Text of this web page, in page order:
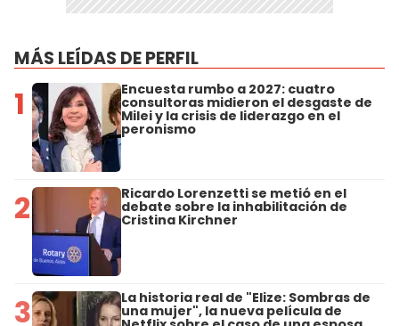
MÁS LEÍDAS DE PERFIL
1 Encuesta rumbo a 2027: cuatro
consultoras midieron el desgaste de
Milei y la crisis de liderazgo en el
peronismo
2 Ricardo Lorenzetti se metió en el
debate sobre la inhabilitación de
Cristina Kirchner
3 La historia real de "Elize: Sombras de
una mujer", la nueva película de